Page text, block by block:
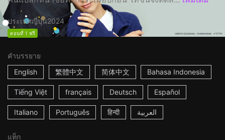
ประเทศญี่ปุ่น2024
ตอนที่ 1 ฟรี
คำบรรยาย
English
繁體中文 简体中文 Bahasa Indonesia
Tiếng Việt français Deutsch Español
Italiano Português हिन्दी العربية
แท็ก